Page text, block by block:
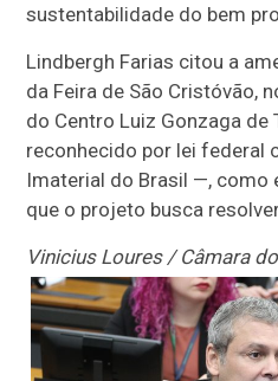
sustentabilidade do bem
Lindbergh Farias citou a
da Feira de São Cristóvão,
do Centro Luiz Gonzaga
reconhecido por lei federal
Imaterial do Brasil —, como
que o projeto busca
Vinicius Loures / Câmara